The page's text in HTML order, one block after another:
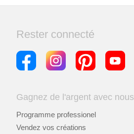
Rester connecté
Gagnez de l'argent avec nous
Programme professionel
Vendez vos créations